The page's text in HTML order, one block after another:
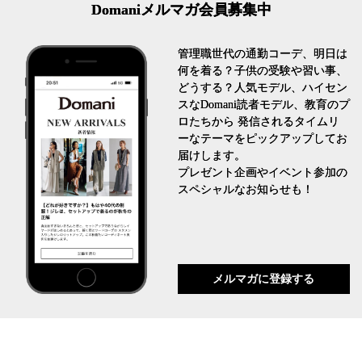
Domaniメルマガ会員募集中
管理職世代の通勤コーデ、明日は
何を着る？子供の受験や習い事、
どうする？人気モデル、ハイセン
スなDomani読者モデル、教育のプ
ロたちから 発信されるタイムリ
ーなテーマをピックアップしてお
届けします。
プレゼント企画やイベント参加の
スペシャルなお知らせも！
メルマガに登録する